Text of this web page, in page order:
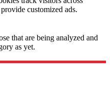
customized ads.
that are being analyzed and
as yet.